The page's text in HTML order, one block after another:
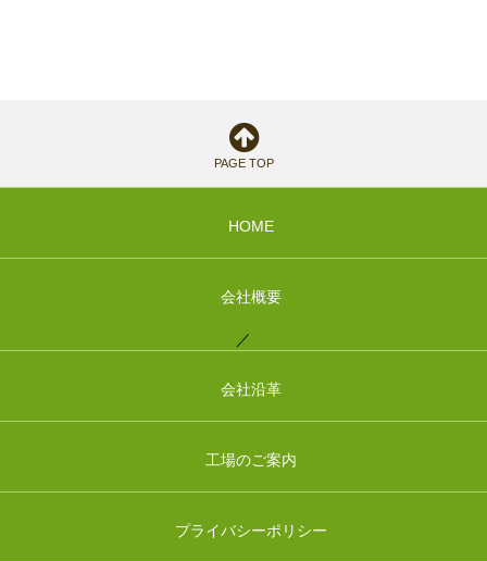
PAGE TOP
HOME
会社概要
／
会社沿革
工場のご案内
プライバシーポリシー